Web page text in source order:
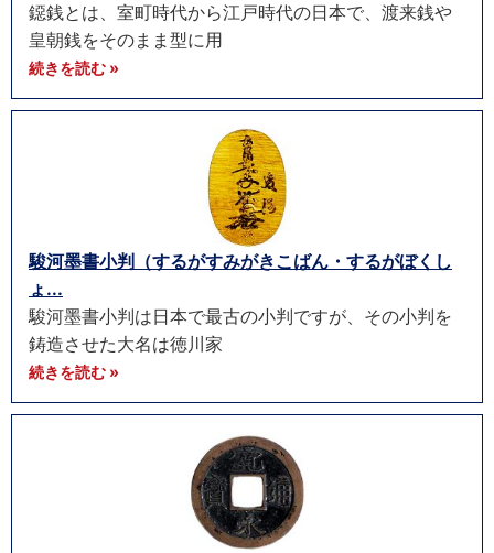
鐚銭とは、室町時代から江戸時代の日本で、渡来銭や
皇朝銭をそのまま型に用
続きを読む »
駿河墨書小判（するがすみがきこばん・するがぼくし
ょ...
駿河墨書小判は日本で最古の小判ですが、その小判を
鋳造させた大名は徳川家
続きを読む »